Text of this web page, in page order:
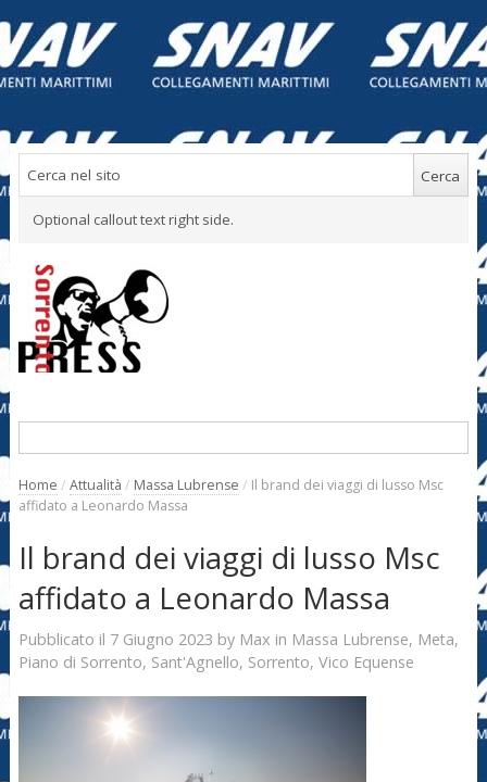
Optional callout text right side.
Home / Attualità / Massa Lubrense / Il brand dei viaggi di lusso Msc
affidato a Leonardo Massa
Il brand dei viaggi di lusso Msc
affidato a Leonardo Massa
Pubblicato il 7 Giugno 2023 by Max in Massa Lubrense, Meta,
Piano di Sorrento, Sant'Agnello, Sorrento, Vico Equense